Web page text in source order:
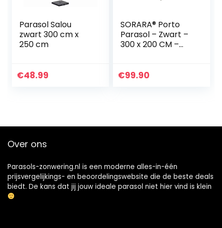
Parasol Salou
zwart 300 cm x
250 cm
€48.99
SORARA® Porto
Parasol – Zwart –
300 x 200 CM –
€99.90
Over ons
Parasols-zonwering.nl is een moderne alles-in-één
prijsvergelijkings- en beoordelingswebsite die de beste deals
biedt. De kans dat jij jouw ideale parasol niet hier vind is klein